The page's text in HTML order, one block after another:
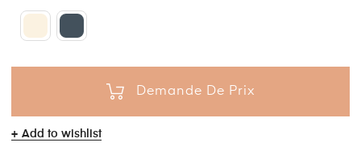
Demande De Prix
Add to wishlist